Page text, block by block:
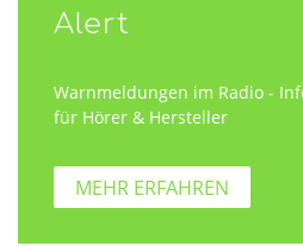
Alert
Warnmeldungen im Radio -
für Hörer & Hersteller
MEHR ERFAHREN